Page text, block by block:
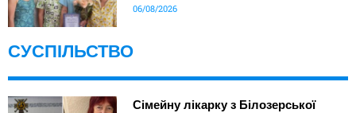
06/08/2026
СУСПІЛЬСТВО
Сімейну лікарку з Білозерської